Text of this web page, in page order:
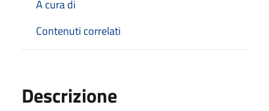
A cura di
Contenuti correlati
Descrizione